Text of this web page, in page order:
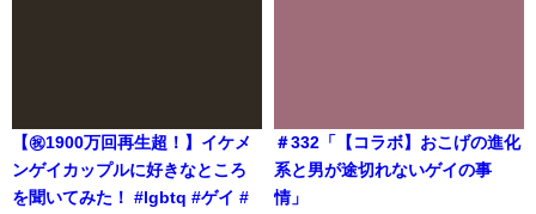
【㊗️1900万回再生超！】イケメ
ンゲイカップルに好きなところ
を聞いてみた！ #lgbtq #ゲイ #
＃332「【コラボ】おこげの進化
系と男が途切れないゲイの事
情」